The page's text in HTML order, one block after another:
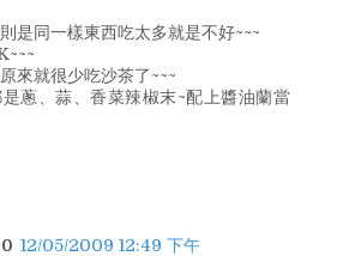
是同一樣東西吃太多就是不好~~~
來就很少吃沙茶了~~~
蔥、蒜、香菜辣椒末~配上醬油蘭當
12/05/2009 12:49 下午